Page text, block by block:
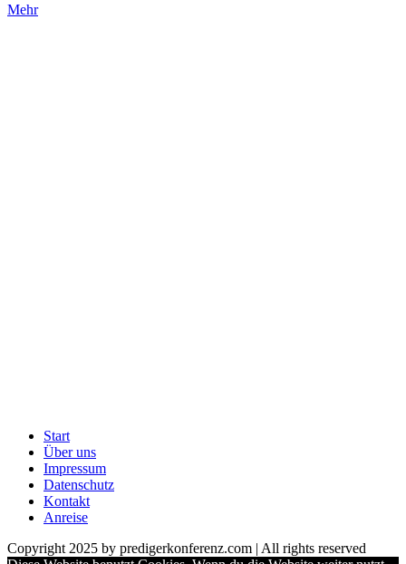
Mehr
Start
Über uns
Impressum
Datenschutz
Kontakt
Anreise
Copyright 2025 by predigerkonferenz.com | All rights reserved